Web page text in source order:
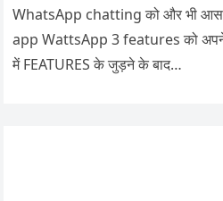
WhatsApp chatting को और भी
app WattsApp 3 features को
में FEATURES के जुड़ने के बाद…